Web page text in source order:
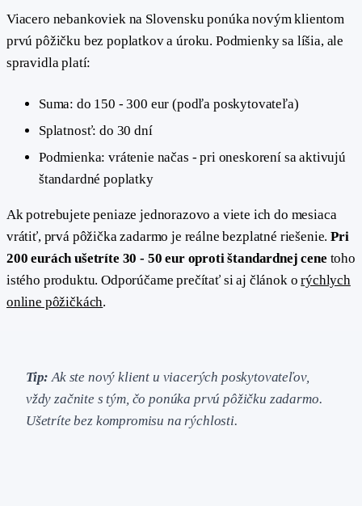
Viacero nebankoviek na Slovensku ponúka novým klientom
prvú pôžičku bez poplatkov a úroku. Podmienky sa líšia, ale
spravidla platí:
Suma: do 150 - 300 eur (podľa poskytovateľa)
Splatnosť: do 30 dní
Podmienka: vrátenie načas - pri oneskorení sa aktivujú
štandardné poplatky
Ak potrebujete peniaze jednorazovo a viete ich do mesiaca
vrátiť, prvá pôžička zadarmo je reálne bezplatné riešenie.Pri
200 eurách ušetríte 30 - 50 eur oproti štandardnej cene toho
istého produktu. Odporúčame prečítať si aj článok orýchlych
online pôžičkách.
Tip: Ak ste nový klient u viacerých poskytovateľov,
vždy začnite s tým, čo ponúka prvú pôžičku zadarmo.
Ušetríte bez kompromisu na rýchlosti.